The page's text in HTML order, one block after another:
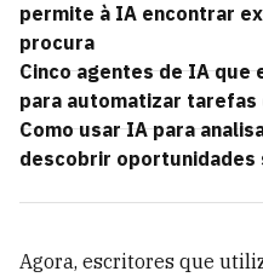
permite à IA encontrar
procura
Cinco agentes de IA que
para automatizar tarefas
Como usar IA para
descobrir oportunidades
Agora, escritores que